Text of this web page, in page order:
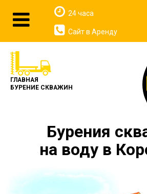
ГЛАВНАЯ
БУРЕНИЕ СКВАЖИН
Бурения
на воду в
24 часа
Сайт в Аренду